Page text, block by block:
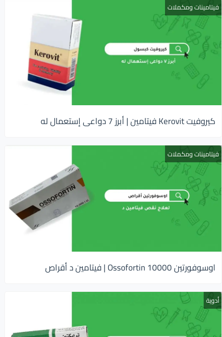
فيتامينات ومكملات
كيروفيت Kerovit فيتامين | أبرز 7 دواعى إستعمال له
فيتامينات ومكملات
اوسوفورتين 10000 Ossofortin | فيتامين د أقراص
أدوية